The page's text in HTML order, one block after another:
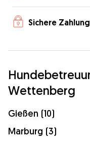
Sichere
Wettenberg
Gießen (10)
Marburg (3)